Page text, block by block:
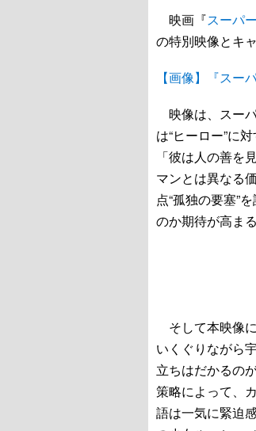
映画『スーパ
の特別映像とキ
【画像】『スー
映像は、スー
は“ヒーロー”に
「彼は人の善を
マンとは異なる
点“孤独の要塞”
のか期待が高まる
そして本映像
いくぐりながら
立ちはだかるの
策略によって、
語は一気に緊迫